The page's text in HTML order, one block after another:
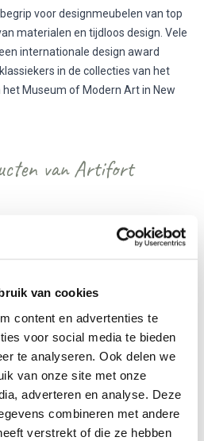
van cookies
content en advertenties te
voor social media te bieden
te analyseren. Ook delen we
van onze site met onze
adverteren en analyse. Deze
combineren met andere
verstrekt of die ze hebben
voor designmeubelen van top
materialen en tijdloos design. Vele
internationale design award
in de collecties van het
Museum of Modern Art in New
van Artifort
bijzettafel
Prijs op aanvraag